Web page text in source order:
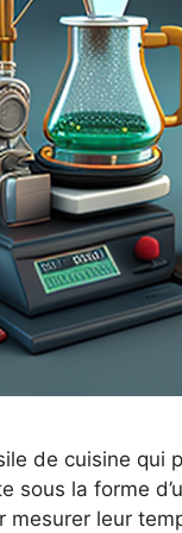
de cuisine qui
sous la forme
mesurer leur